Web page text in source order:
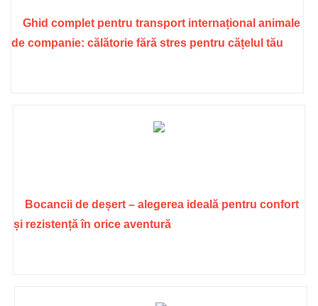
Ghid complet pentru transport internațional animale
de companie: călătorie fără stres pentru cățelul tău
Bocancii de deșert – alegerea ideală pentru confort
și rezistență în orice aventură